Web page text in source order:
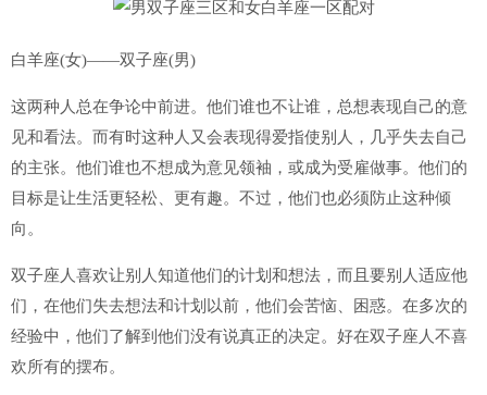
白羊座(女)——双子座(男)
这两种人总在争论中前进。他们谁也不让谁，总想表现自己的意
见和看法。而有时这种人又会表现得爱指使别人，几乎失去自己
的主张。他们谁也不想成为意见领袖，或成为受雇做事。他们的
目标是让生活更轻松、更有趣。不过，他们也必须防止这种倾
向。
双子座人喜欢让别人知道他们的计划和想法，而且要别人适应他
们，在他们失去想法和计划以前，他们会苦恼、困惑。在多次的
经验中，他们了解到他们没有说真正的决定。好在双子座人不喜
欢所有的摆布。